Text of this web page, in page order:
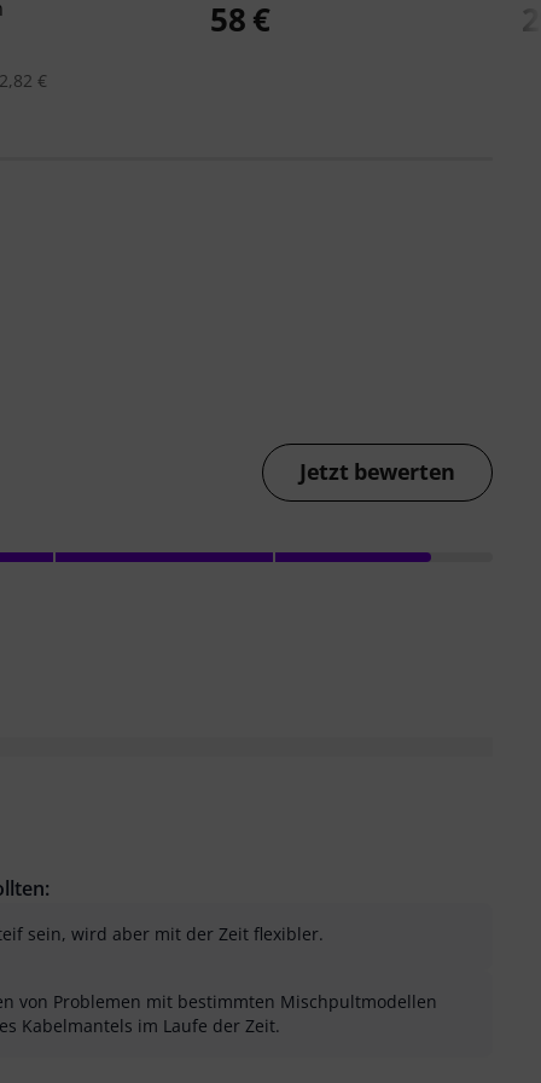
€
58 €
Jetzt bewerten
sein, wird aber mit der Zeit flexibler.
von Problemen mit bestimmten Mischpultmodellen
Kabelmantels im Laufe der Zeit.